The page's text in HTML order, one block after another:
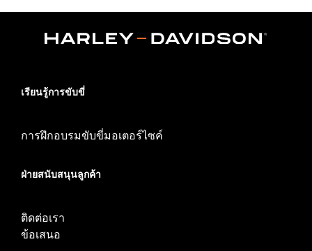
เรียนรู้การขับขี่
การฝึกอบรมขับขี่มอเตอร์ไซค์
ฝ่ายสนับสนุนลูกค้า
ติดต่อเรา
ข้อเสนอ